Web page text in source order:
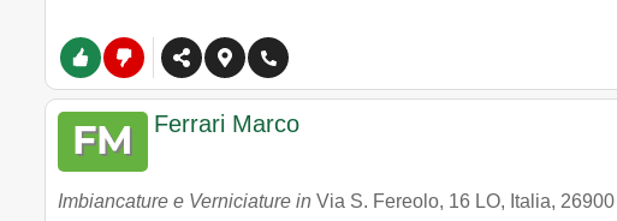
Ferrari Marco
Imbiancature e Verniciature in Via S. Fereolo, 16 LO, Italia, 26900